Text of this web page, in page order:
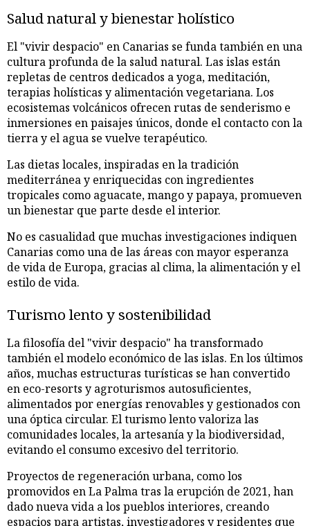
Salud natural y bienestar holístico
El "vivir despacio" en Canarias se funda también en una
cultura profunda de la salud natural. Las islas están
repletas de centros dedicados a yoga, meditación,
terapias holísticas y alimentación vegetariana. Los
ecosistemas volcánicos ofrecen rutas de senderismo e
inmersiones en paisajes únicos, donde el contacto con la
tierra y el agua se vuelve terapéutico.
Las dietas locales, inspiradas en la tradición
mediterránea y enriquecidas con ingredientes
tropicales como aguacate, mango y papaya, promueven
un bienestar que parte desde el interior.
No es casualidad que muchas investigaciones indiquen
Canarias como una de las áreas con mayor esperanza
de vida de Europa, gracias al clima, la alimentación y el
estilo de vida.
Turismo lento y sostenibilidad
La filosofía del "vivir despacio" ha transformado
también el modelo económico de las islas. En los últimos
años, muchas estructuras turísticas se han convertido
en eco-resorts y agroturismos autosuficientes,
alimentados por energías renovables y gestionados con
una óptica circular. El turismo lento valoriza las
comunidades locales, la artesanía y la biodiversidad,
evitando el consumo excesivo del territorio.
Proyectos de regeneración urbana, como los
promovidos en La Palma tras la erupción de 2021, han
dado nueva vida a los pueblos interiores, creando
espacios para artistas, investigadores y residentes que